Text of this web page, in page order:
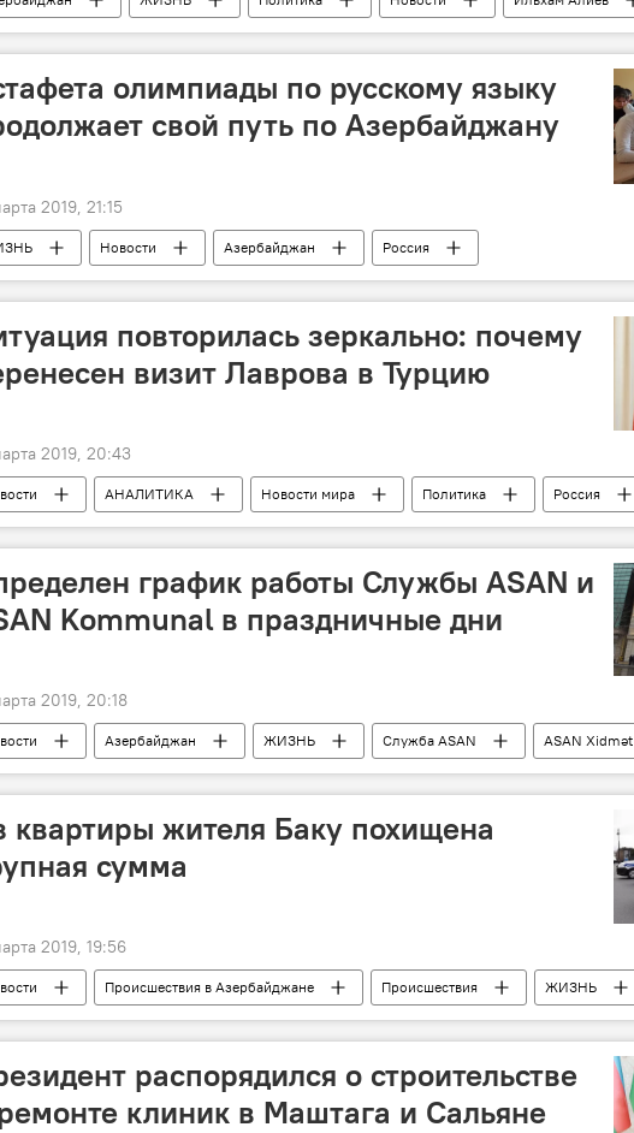
Поздравление
олимпиады по русскому языку
свой путь по Азербайджану
2019, 21:15
Новости Азербайджан Россия
повторилась зеркально: почему
визит Лаврова в Турцию
2019, 20:43
АНАЛИТИКА Новости мира Политика
Россия
Лавров
Турция визит Россия
график работы Службы ASAN и
Kommunal в праздничные дни
2019, 20:18
Азербайджан ЖИЗНЬ Служба ASAN
ASAN Xidmət
Новруз
квартиры жителя Баку похищена
сумма
2019, 19:56
Происшествия в Азербайджане Происшествия
ЖИЗНЬ
Баку
распорядился о строительстве
клиник в Маштага и Сальяне